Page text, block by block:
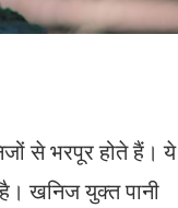
से भरपूर होते हैं। ये
खनिज युक्त पानी